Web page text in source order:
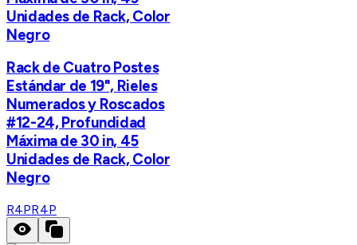
Unidades de Rack, Color
Negro
Rack de Cuatro Postes
Estándar de 19", Rieles
Numerados y Roscados
#12-24, Profundidad
Máxima de 30 in, 45
Unidades de Rack, Color
Negro
R4PR4P